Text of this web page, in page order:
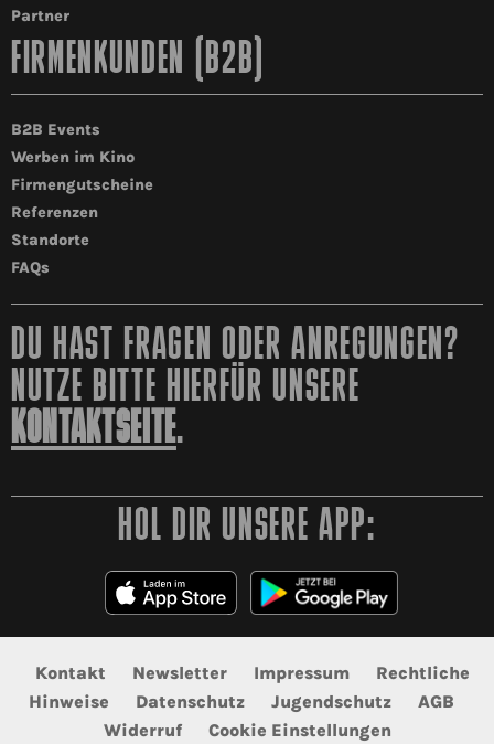
Partner
FIRMENKUNDEN (B2B)
B2B Events
Werben im Kino
Firmengutscheine
Referenzen
Standorte
FAQs
DU HAST FRAGEN ODER ANREGUNGEN?
NUTZE BITTE HIERFÜR UNSERE
KONTAKTSEITE.
HOL DIR UNSERE APP:
Kontakt Newsletter Impressum
Rechtliche
Hinweise
Datenschutz Jugendschutz
AGB
Widerruf
Cookie Einstellungen